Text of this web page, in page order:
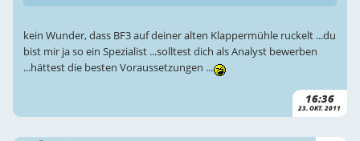
16:36
23. OKT. 2011
kein Wunder, dass BF3 auf deiner alten Klappermühle ruckelt ...du
bist mir ja so ein Spezialist ...solltest dich als Analyst bewerben
...hättest die besten Voraussetzungen ...